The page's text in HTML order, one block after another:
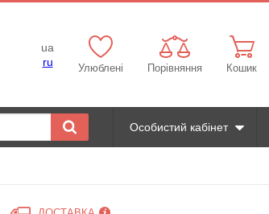
ua
ru
Улюблені Порівняння Кошик
Особистий кабінет